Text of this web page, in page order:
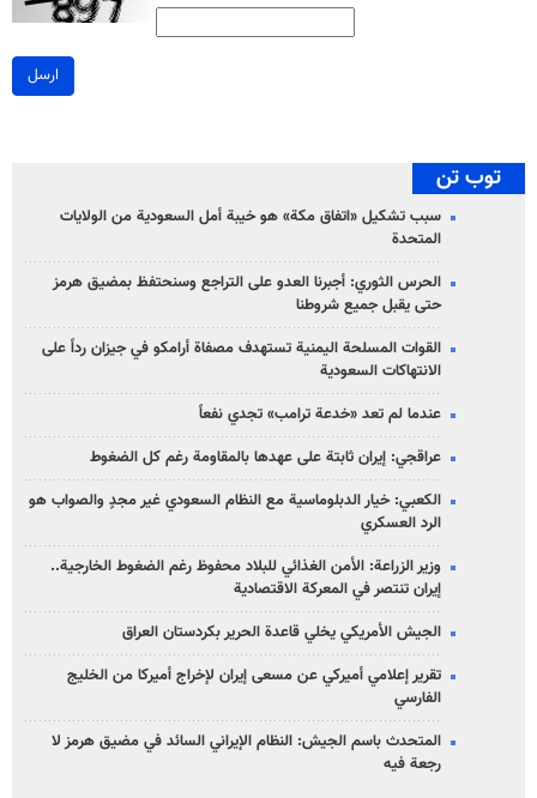
ارسل
توب تن
سبب تشكيل «اتفاق مكة» هو خيبة أمل السعودية من الولايات
المتحدة
الحرس الثوري: أجبرنا العدو على التراجع وسنحتفظ بمضيق هرمز
حتى يقبل جميع شروطنا
القوات المسلحة اليمنية تستهدف مصفاة أرامكو في جيزان رداً على
الانتهاكات السعودية
عندما لم تعد «خدعة ترامب» تجدي نفعاً
عراقجي: إيران ثابتة على عهدها بالمقاومة رغم كل الضغوط
الكعبي: خيار الدبلوماسية مع النظام السعودي غير مجدٍ والصواب هو
الرد العسكري
وزير الزراعة: الأمن الغذائي للبلاد محفوظ رغم الضغوط الخارجية..
إيران تنتصر في المعركة الاقتصادية
الجيش الأمريكي يخلي قاعدة الحرير بكردستان العراق
تقرير إعلامي أميركي عن مسعى إيران لإخراج أميركا من الخليج
الفارسي
المتحدث باسم الجيش: النظام الإيراني السائد في مضيق هرمز لا
رجعة فيه